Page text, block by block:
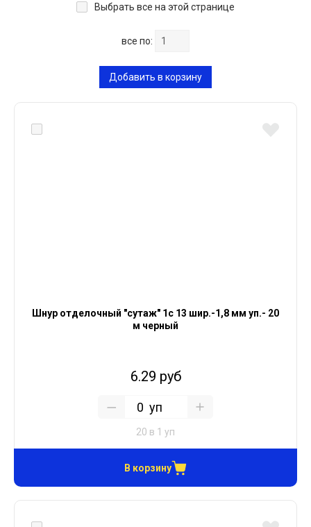
Выбрать все на этой странице
все по:
Добавить в корзину
Шнур отделочный "сутаж" 1с 13 шир.-1,8 мм уп.- 20
м черный
6.29 руб
уп
20 в 1 уп
В корзину